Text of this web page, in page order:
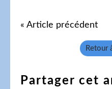
« Article précédent
Retour
Partager cet